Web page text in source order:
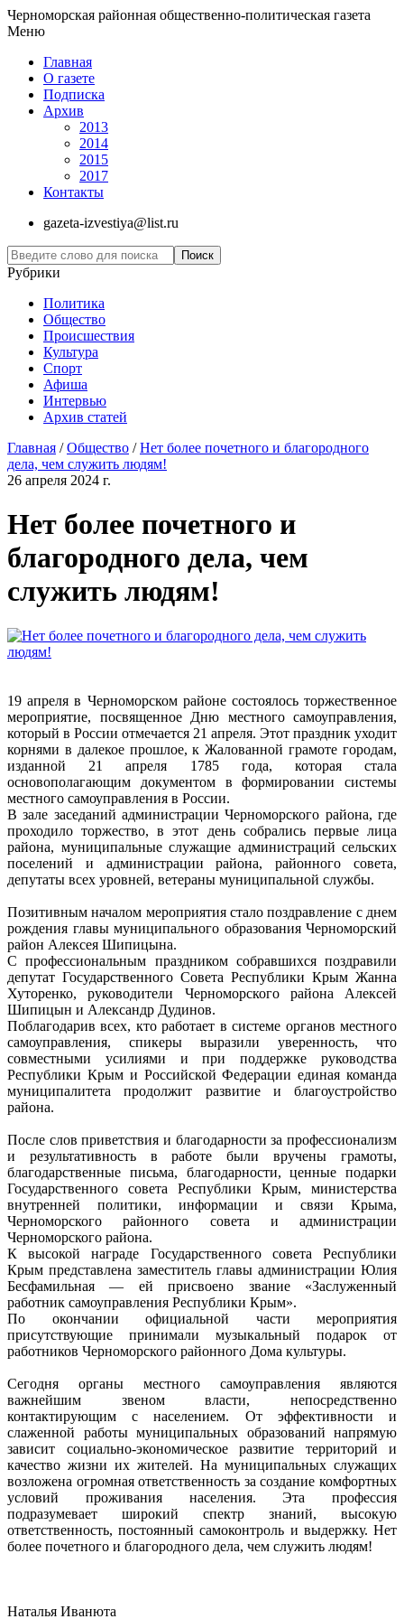
Черноморская районная общественно-политическая газета
Меню
Главная
О газете
Подписка
Архив
2013
2014
2015
2017
Контакты
gazeta-izvestiya@list.ru
Рубрики
Политика
Общество
Проиcшествия
Культура
Спорт
Афиша
Интервью
Архив статей
Главная /Общество /Нет более почетного и благородного
дела, чем служить людям!
26 апреля 2024 г.
Нет более почетного и
благородного дела, чем
служить людям!
19 апреля в Черноморском районе состоялось торжественное
мероприятие, посвященное Дню местного самоуправления,
который в России отмечается 21 апреля. Этот праздник уходит
корнями в далекое прошлое, к Жалованной грамоте городам,
изданной 21 апреля 1785 года, которая стала
основополагающим документом в формировании системы
местного самоуправления в России.
В зале заседаний администрации Черноморского района, где
проходило торжество, в этот день собрались первые лица
района, муниципальные служащие администраций сельских
поселений и администрации района, районного совета,
депутаты всех уровней, ветераны муниципальной службы.
Позитивным началом мероприятия стало поздравление с днем
рождения главы муниципального образования Черноморский
район Алексея Шипицына.
С профессиональным праздником собравшихся поздравили
депутат Государственного Совета Республики Крым Жанна
Хуторенко, руководители Черноморского района Алексей
Шипицын и Александр Дудинов.
Поблагодарив всех, кто работает в системе органов местного
самоуправления, спикеры выразили уверенность, что
совместными усилиями и при поддержке руководства
Республики Крым и Российской Федерации единая команда
муниципалитета продолжит развитие и благоустройство
района.
После слов приветствия и благодарности за профессионализм
и результативность в работе были вручены грамоты,
благодарственные письма, благодарности, ценные подарки
Государственного совета Республики Крым, министерства
внутренней политики, информации и связи Крыма,
Черноморского районного совета и администрации
Черноморского района.
К высокой награде Государственного совета Республики
Крым представлена заместитель главы администрации Юлия
Бесфамильная — ей присвоено звание «Заслуженный
работник самоуправления Республики Крым».
По окончании официальной части мероприятия
присутствующие принимали музыкальный подарок от
работников Черноморского районного Дома культуры.
Сегодня органы местного самоуправления являются
важнейшим звеном власти, непосредственно
контактирующим с населением. От эффективности и
слаженной работы муниципальных образований напрямую
зависит социально-экономическое развитие территорий и
качество жизни их жителей. На муниципальных служащих
возложена огромная ответственность за создание комфортных
условий проживания населения. Эта профессия
подразумевает широкий спектр знаний, высокую
ответственность, постоянный самоконтроль и выдержку. Нет
более почетного и благородного дела, чем служить людям!
Наталья Иванюта